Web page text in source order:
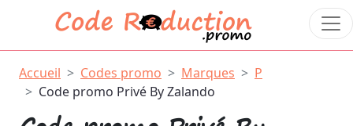
Accueil Codes promo Marques
P
Code promo Privé By Zalando